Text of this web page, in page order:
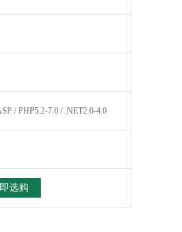
/ PHP5.2-7.0 / .NET2.0-4.0
选购